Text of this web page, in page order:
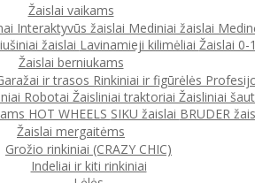
Žaislai vaikams
Interaktyvūs žaislai Mediniai žaislai
žaislai Lavinamieji kilimėliai Žaislai 0-
Žaislai berniukams
ir trasos Rinkiniai ir figūrėlės
Robotai Žaisliniai traktoriai Žaisliniai
HOT WHEELS SIKU žaislai BRUDER
Žaislai mergaitėms
Grožio rinkiniai (CRAZY CHIC)
Indeliai ir kiti rinkiniai